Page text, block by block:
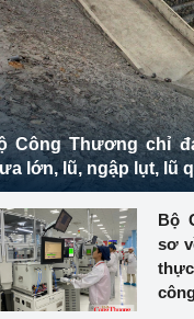
tảng
Công Thương chỉ
lớn, lũ, ngập lụt, lũ
Bộ
sơ